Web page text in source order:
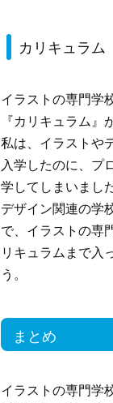
カリキュラム
イラストの専門学
『カリキュラム』
私は、イラストや
入学したのに、プ
学してしまいました
デザイン関連の学
で、イラストの専
リキュラムまで入
う。
まとめ
イラストの専門学